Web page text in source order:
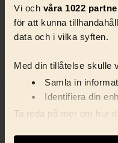
Vi och våra 1022
för att kunna
data och i vilka syften.
Med din tillåtelse skulle
Samla in
Identifiera din
Ta reda på mer om hur